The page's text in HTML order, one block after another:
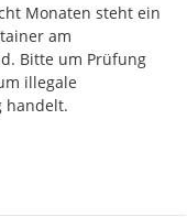
Monaten steht ein
am
Bitte um Prüfung
illegale
handelt.